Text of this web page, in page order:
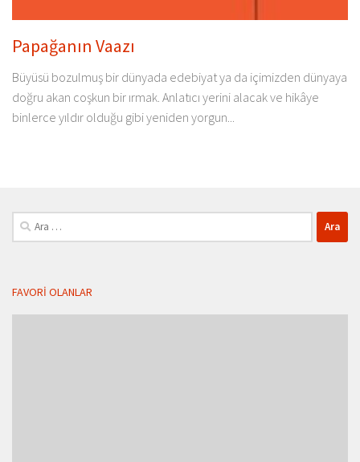
Papağanın Vaazı
Büyüsü bozulmuş bir dünyada edebiyat ya da içimizden dünyaya
doğru akan coşkun bir ırmak. Anlatıcı yerini alacak ve hikâye
binlerce yıldır olduğu gibi yeniden yorgun...
Arama:
FAVORI OLANLAR